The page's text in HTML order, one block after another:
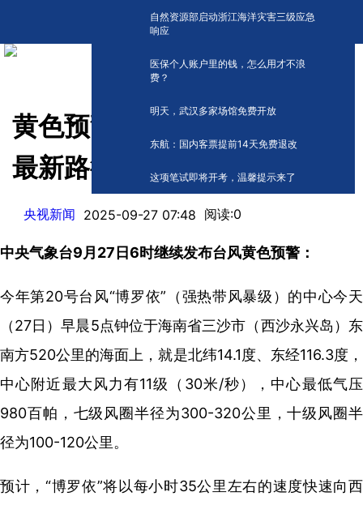
自然资源部启动浙江海洋灾害三级应急
响应
医保个人账户里的钱，怎么用才不浪
费？
明天，武汉多家场馆免费开放
东航：国内客票提前14天免费退改
这项笔试即将开考，温馨提示来了
黄色预警！台风“博罗依”来袭
最新路径公布
央视新闻 2025-09-27 07:48 阅读:0
中央气象台9月27日6时继续发布台风黄色预警：
今年第20号台风“博罗依”（强热带风暴级）的中心今天
（27日）早晨5点钟位于海南省三沙市（西沙永兴岛）东
南方520公里的海面上，就是北纬14.1度、东经116.3度，
中心附近最大风力有11级（30米/秒），中心最低气压
980百帕，七级风圈半径为300-320公里，十级风圈半
径为100-120公里。
预计，“博罗依”将以每小时35公里左右的速度快速向西